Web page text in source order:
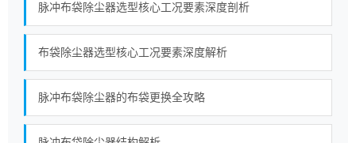
脉冲布袋除尘器选型核心工况要素深度剖析
布袋除尘器选型核心工况要素深度解析
脉冲布袋除尘器的布袋更换全攻略